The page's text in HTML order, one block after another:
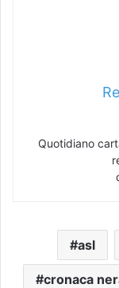
Quotidiano
asl
cronaca